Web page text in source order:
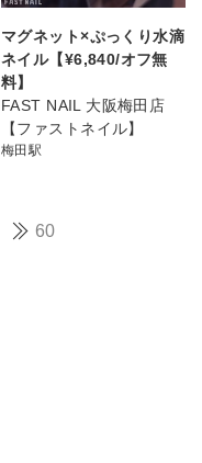
マグネット×ぷっくり水滴
ネイル【¥6,840/オフ無
料】
FAST NAIL 大阪梅田店
【ファストネイル】
梅田駅
60